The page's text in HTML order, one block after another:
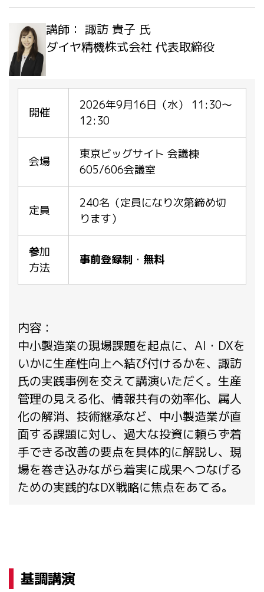
講師： 諏訪 貴子 氏
ダイヤ精機株式会社 代表取締役
開催
2026年9月16日（水） 11:30～
12:30
会場
東京ビッグサイト 会議棟
605/606会議室
定員
240名（定員になり次第締め切
ります）
参加
方法
事前登録制 ・ 無料
内容：
中小製造業の現場課題を起点に、AI・DXを
いかに生産性向上へ結び付けるかを、諏訪
氏の実践事例を交えて講演いただく。生産
管理の見える化、情報共有の効率化、属人
化の解消、技術継承など、中小製造業が直
面する課題に対し、過大な投資に頼らず着
手できる改善の要点を具体的に解説し、現
場を巻き込みながら着実に成果へつなげる
ための実践的なDX戦略に焦点をあてる。
基調講演